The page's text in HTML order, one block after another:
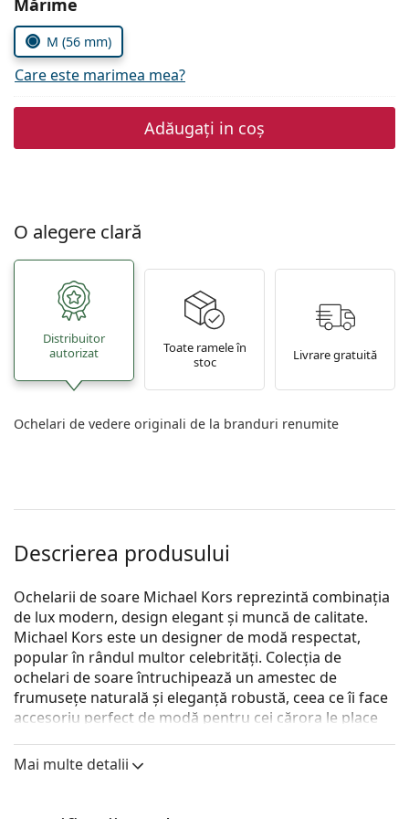
Persol
Prada
Toate mărcile
Alegeți parametrii
M (56 mm)
Care este marimea mea?
Adăugați in coș
O alegere clară
Distribuitor
autorizat
Toate ramele în
stoc
Livrare gratuită
Ochelari de vedere originali de la branduri renumite
Descrierea produsului
Ochelarii de soare Michael Kors reprezintă combinația
de lux modern, design elegant și muncă de calitate.
Michael Kors este un designer de modă respectat,
popular în rândul multor celebrități. Colecția de
ochelari de soare întruchipează un amestec de
frumusețe naturală și eleganță robustă, ceea ce îi face
accesoriu perfect de modă pentru cei cărora le place
calitate.
Mai multe detalii